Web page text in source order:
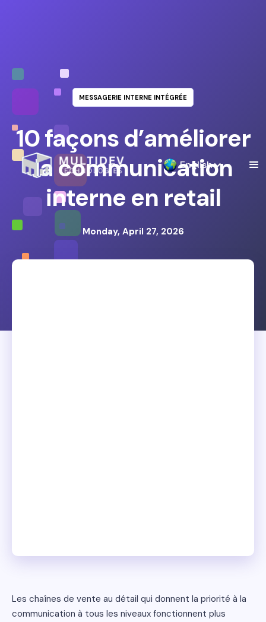
English
MESSAGERIE INTERNE INTÉGRÉE
10 façons d’améliorer
la communication
interne en retail
Monday, April 27, 2026
Les chaînes de vente au détail qui donnent la priorité à la
communication à tous les niveaux fonctionnent plus